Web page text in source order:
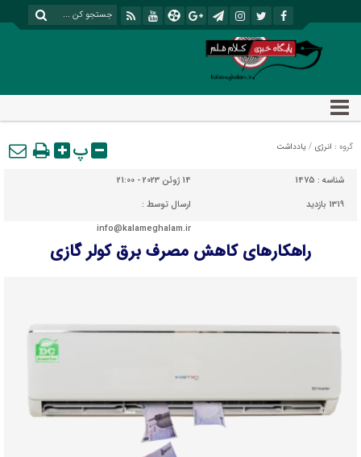
گروه : انرژی / یادداشت پ
شناسه : 1475
14 ژوئن 2023 - 21:00
1319 بازدید
ارسال توسط :
info@kalameghalam.ir
راهکارهای کاهش مصرف برق کولر گازی